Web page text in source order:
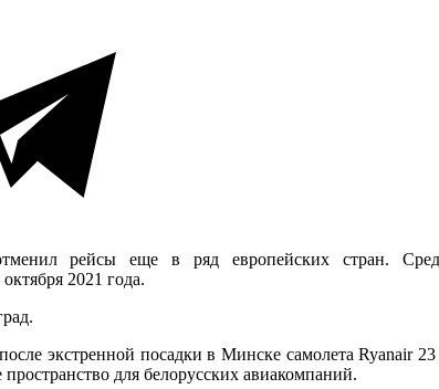
отменил рейсы еще в ряд европейских стран.
2021 года.
экстренной посадки в Минске самолета Ryanair
для белорусских авиакомпаний.